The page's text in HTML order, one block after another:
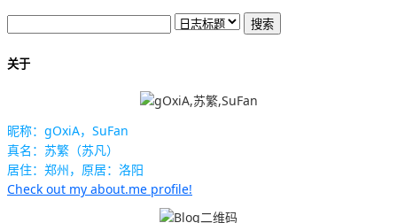
关于
昵称：gOxiA，SuFan
真名：苏繁（苏凡）
居住：郑州，原居：洛阳
Check out my about.me profile!